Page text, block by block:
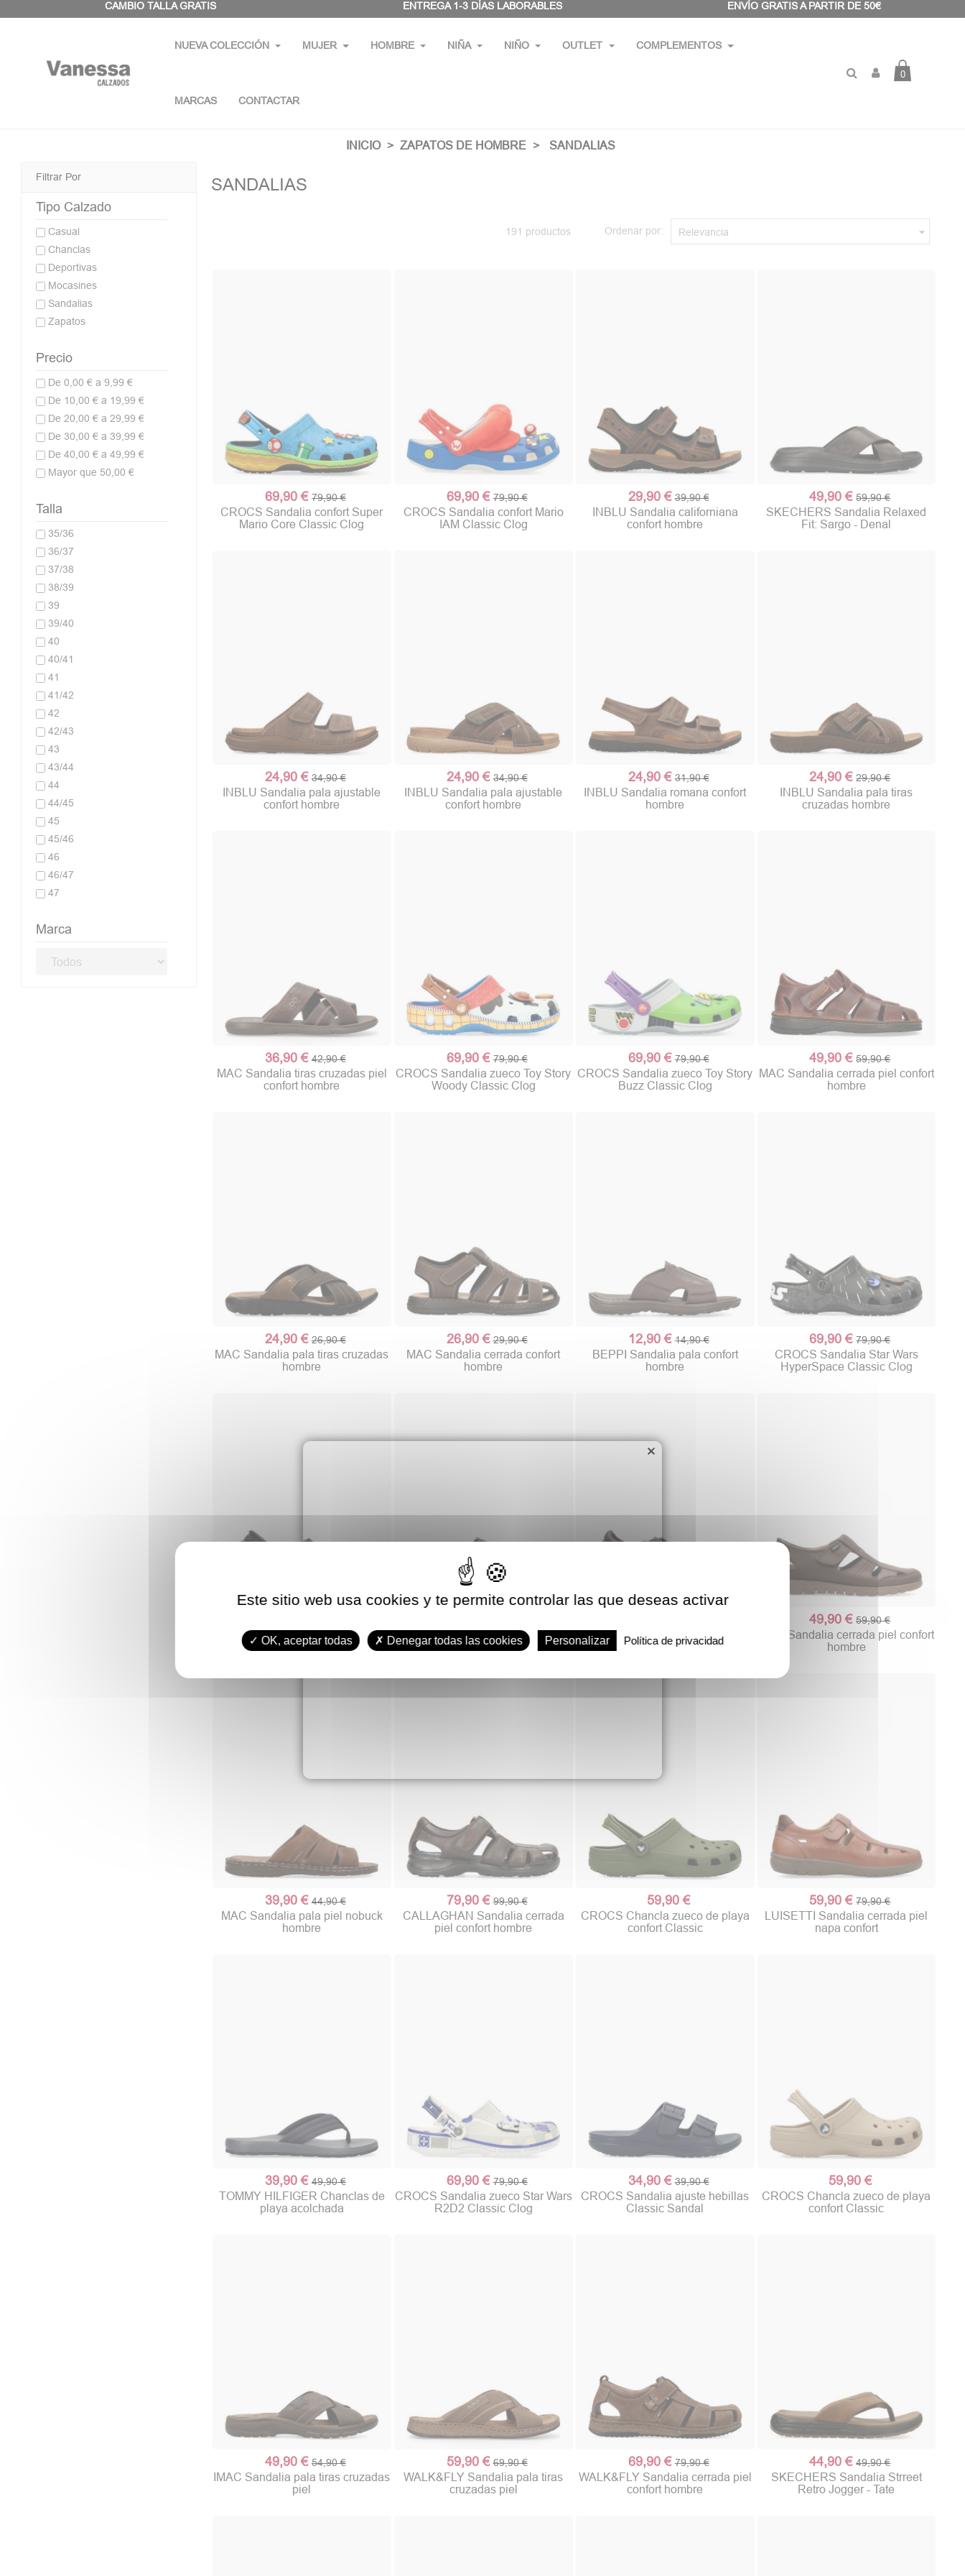
CAMBIO TALLA GRATIS ENTREGA 1-3 DÍAS LABORABLES ENVÍO GRATIS A PARTIR DE 50€
NUEVA COLECCIÓN MUJER HOMBRE NIÑA NIÑO OUTLET COMPLEMENTOS
MARCAS CONTACTAR
0
INICIO ZAPATOS DE HOMBRE SANDALIAS
Filtrar Por
Tipo Calzado
Casual
Chanclas
Deportivas
Mocasines
Sandalias
Zapatos
Precio
De 0,00 € a 9,99 €
De 10,00 € a 19,99 €
De 20,00 € a 29,99 €
De 30,00 € a 39,99 €
De 40,00 € a 49,99 €
Mayor que 50,00 €
Talla
35/36
36/37
37/38
38/39
39
39/40
40
40/41
41
41/42
42
42/43
43
43/44
44
44/45
45
45/46
46
46/47
47
Marca
SANDALIAS
191 productos Ordenar por: Relevancia 
69,90 € 79,90 €
CROCS Sandalia confort Super
Mario Core Classic Clog
69,90 € 79,90 €
CROCS Sandalia confort Mario
IAM Classic Clog
29,90 € 39,90 €
INBLU Sandalia californiana
confort hombre
49,90 € 59,90 €
SKECHERS Sandalia Relaxed
Fit: Sargo - Denal
24,90 € 34,90 €
INBLU Sandalia pala ajustable
confort hombre
24,90 € 34,90 €
INBLU Sandalia pala ajustable
confort hombre
24,90 € 31,90 €
INBLU Sandalia romana confort
hombre
24,90 € 29,90 €
INBLU Sandalia pala tiras
cruzadas hombre
36,90 € 42,90 €
MAC Sandalia tiras cruzadas piel
confort hombre
69,90 € 79,90 €
CROCS Sandalia zueco Toy Story
Woody Classic Clog
69,90 € 79,90 €
CROCS Sandalia zueco Toy Story
Buzz Classic Clog
49,90 € 59,90 €
MAC Sandalia cerrada piel confort
hombre
24,90 € 26,90 €
MAC Sandalia pala tiras cruzadas
hombre
26,90 € 29,90 €
MAC Sandalia cerrada confort
hombre
12,90 € 14,90 €
BEPPI Sandalia pala confort
hombre
69,90 € 79,90 €
CROCS Sandalia Star Wars
HyperSpace Classic Clog
CROCS Sandalia zueco System
Clog Lego
MAC Sandalia ajuste hebillas
hombre
KANGAROOS Sandalia ajustable
piel confort
49,90 € 59,90 €
MAC Sandalia cerrada piel confort
hombre
39,90 € 44,90 €
MAC Sandalia pala piel nobuck
hombre
79,90 € 99,90 €
CALLAGHAN Sandalia cerrada
piel confort hombre
59,90 €
CROCS Chancla zueco de playa
confort Classic
59,90 € 79,90 €
LUISETTI Sandalia cerrada piel
napa confort
39,90 € 49,90 €
TOMMY HILFIGER Chanclas de
playa acolchada
69,90 € 79,90 €
CROCS Sandalia zueco Star Wars
R2D2 Classic Clog
34,90 € 39,90 €
CROCS Sandalia ajuste hebillas
Classic Sandal
59,90 €
CROCS Chancla zueco de playa
confort Classic
49,90 € 54,90 €
IMAC Sandalia pala tiras cruzadas
piel
59,90 € 69,90 €
WALK&FLY Sandalia pala tiras
cruzadas piel
69,90 € 79,90 €
WALK&FLY Sandalia cerrada piel
confort hombre
44,90 € 49,90 €
SKECHERS Sandalia Strreet
Retro Jogger - Tate
×
Panel de gestión de cookies
Este sitio web usa cookies y te permite controlar las que deseas activar
OK, aceptar todas Denegar todas las cookies Personalizar Política de privacidad